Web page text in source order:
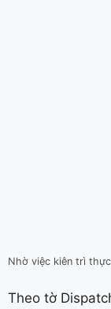
Nhờ việc kiên trì
Theo tờ